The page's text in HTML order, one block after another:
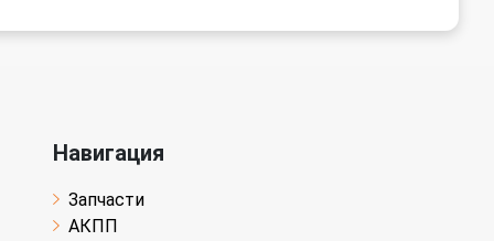
Навигация
Запчасти
АКПП